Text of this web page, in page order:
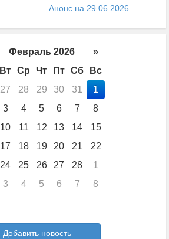
Анонс на 29.06.2026
Февраль 2026
»
Вт Ср Чт Пт Сб
Вс
27 28 29 30 31
1
3 4 5 6 7
8
10 11 12 13 14
15
17 18 19 20 21
22
24 25 26 27 28
1
3 4 5 6 7 8
Добавить новость